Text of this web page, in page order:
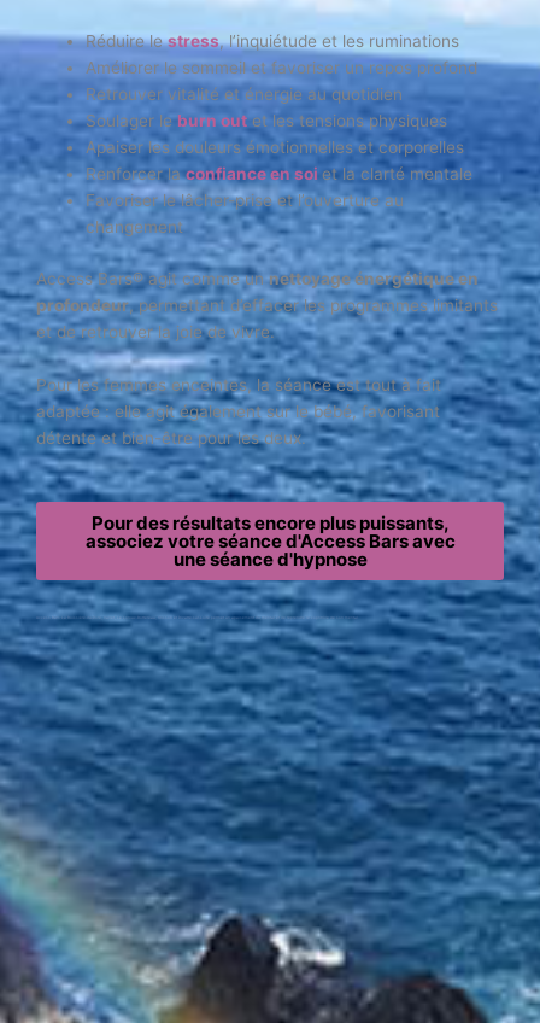
Réduire lestress, l’inquiétude et les ruminations
Améliorer le sommeil et favoriser un repos profond
Retrouver vitalité et énergie au quotidien
Soulager leburn out et les tensions physiques
Apaiser les douleurs émotionnelles et corporelles
Renforcer laconfiance en soi et la clarté mentale
Favoriser le lâcher-prise et l’ouverture au
changement
Access Bars® agit comme unnettoyage énergétique en
profondeur, permettant d’effacer les programmes limitants
et de retrouver la joie de vivre.
Pour les femmes enceintes, la séance est tout à fait
adaptée : elle agit également sur le bébé, favorisant
détente et bien-être pour les deux.
Pour des résultats encore plus puissants,
associez votre séance d'Access Bars avec
une séance d'hypnose
Access Bars La Boissière-du-Doré, Vallet, Le Loroux-Bottereau, Clisson et Divatte-sur-Loire permet un apaisement du mental et de reprendre le copntrôle de son mental.